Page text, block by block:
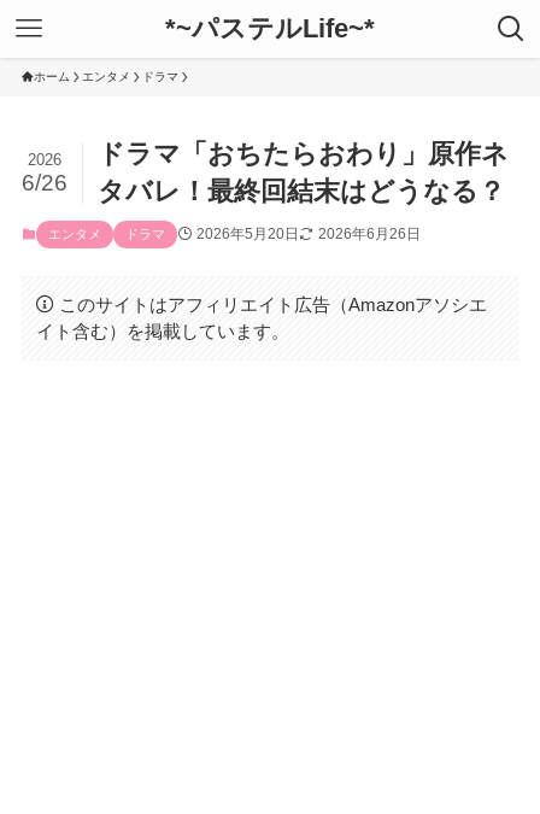
*~パステルLife~*
ホーム エンタメ ドラマ
ドラマ「おちたらおわり」原作ネ
タバレ！最終回結末はどうなる？
2026
6/26
エンタメ ドラマ 2026年5月20日 2026年6月26日
このサイトはアフィリエイト広告（Amazonアソシエ
イト含む）を掲載しています。